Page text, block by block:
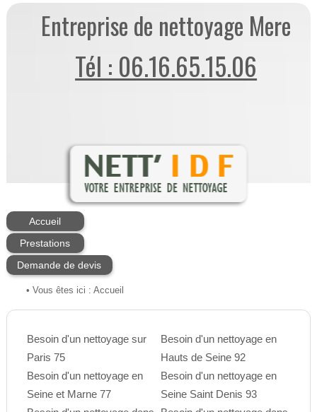
Entreprise de nettoyage Mere
Tél : 06.16.65.15.06
Accueil
Prestations
Demande de devis
• Vous êtes ici : Accueil
Besoin d'un nettoyage sur
Paris 75
Besoin d'un nettoyage en
Seine et Marne 77
Besoin d'un nettoyage en
Hauts de Seine 92
Besoin d'un nettoyage en
Seine Saint Denis 93